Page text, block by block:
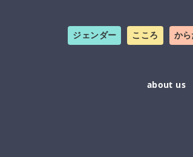
ジェンダー こころ から
about us